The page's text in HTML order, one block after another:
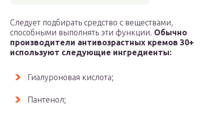
Следует подбирать средство с веществами,
способными выполнять эти функции. Обычно
производители антивозрастных кремов 30+
используют следующие ингредиенты:
Гиалуроновая кислота;
Пантенол;